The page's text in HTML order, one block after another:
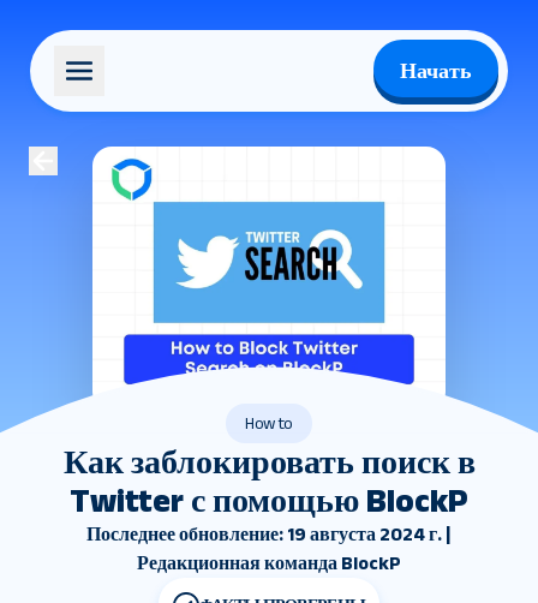
Начать
How to
Как заблокировать поиск в
Twitter с помощью BlockP
Последнее обновление: 19 августа 2024 г. |
Редакционная команда BlockP